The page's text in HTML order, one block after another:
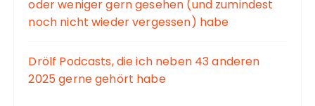
oder weniger gern gesehen (und zumindest
noch nicht wieder vergessen) habe
Drölf Podcasts, die ich neben 43 anderen
2025 gerne gehört habe